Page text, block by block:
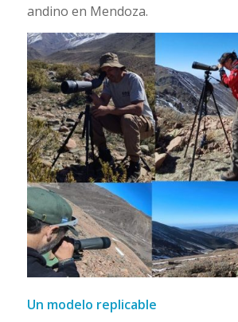
andino en Mendoza.
Un modelo replicable